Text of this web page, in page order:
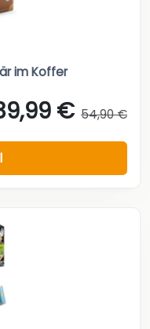
im Koffer
€ 54,90 €